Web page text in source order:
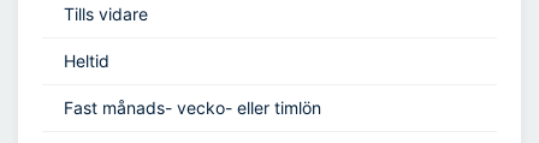
Tills vidare
Heltid
Fast månads- vecko- eller timlön